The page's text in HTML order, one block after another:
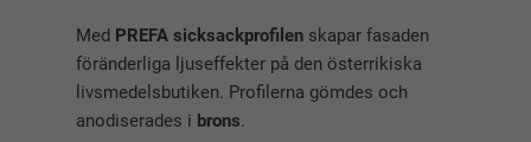
Med PREFA sicksackprofilen skapar fasaden
föränderliga ljuseffekter på den österrikiska
livsmedelsbutiken. Profilerna gömdes och
anodiserades i brons.